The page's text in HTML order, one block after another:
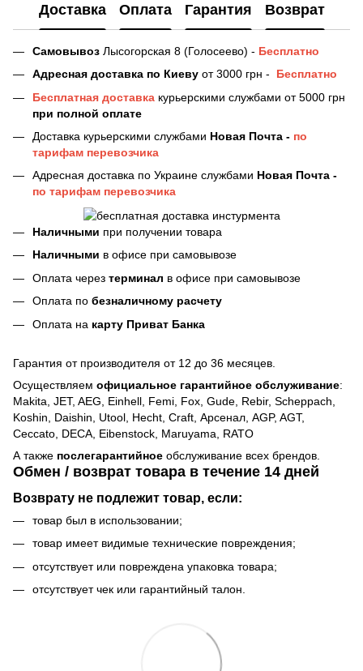
Доставка Оплата Гарантия Возврат
Самовывоз Лысогорская 8 (Голосеево) - Бесплатно
Адресная доставка по Киеву от 3000 грн -
Бесплатно
Бесплатная доставка курьерскими службами от 5000 грн
при полной оплате
Доставка курьерскими службами Новая Почта - по
тарифам перевозчика
Адресная доставка по Украине службами Новая Почта -
по тарифам перевозчика
Наличными при получении товара
Наличными в офисе при самовывозе
Оплата через терминал в офисе при самовывозе
Оплата по безналичному расчету
Оплата на карту Приват Банка
Гарантия от производителя от 12 до 36 месяцев.
Осуществляем официальное гарантийное обслуживание:
Makita, JET, AEG, Einhell, Femi, Fox, Gude, Rebir, Scheppach,
Koshin, Daishin, Utool, Hecht, Craft, Арсенал, AGP, AGT,
Ceccato, DECA, Eibenstock, Maruyama, RATO
А также послегарантийное обслуживание всех брендов.
Обмен / возврат товара в течение 14 дней
Возврату не подлежит товар, если:
товар был в использовании;
товар имеет видимые технические повреждения;
отсутствует или повреждена упаковка товара;
отсутствует чек или гарантийный талон.